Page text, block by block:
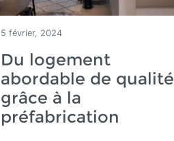
5 février, 2024
Du logement
abordable de qualité
grâce à la
préfabrication